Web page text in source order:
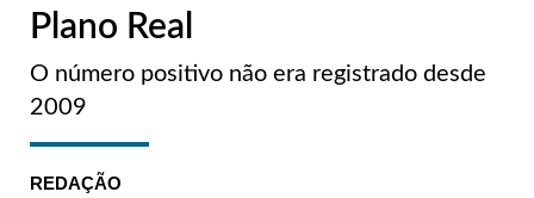
Plano Real
O número positivo não era registrado desde
2009
REDAÇÃO